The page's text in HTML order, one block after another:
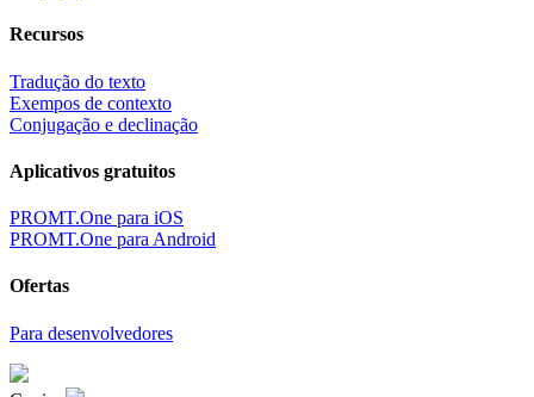
Recursos
Tradução do texto
Exempos de contexto
Conjugação e declinação
Aplicativos gratuitos
PROMT.One para iOS
PROMT.One para Android
Ofertas
Para desenvolvedores